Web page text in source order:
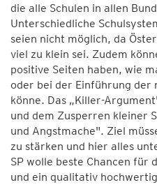
die alle Schulen in allen
Unterschiedliche
seien nicht möglich, da
viel zu klein sei. Zudem
positive Seiten haben, wie
oder bei der Einführung der
könne. Das „Killer-
und dem Zusperren kleiner
und Angstmache". Ziel
zu stärken und hier alles
SP wolle beste Chancen für
und ein qualitativ